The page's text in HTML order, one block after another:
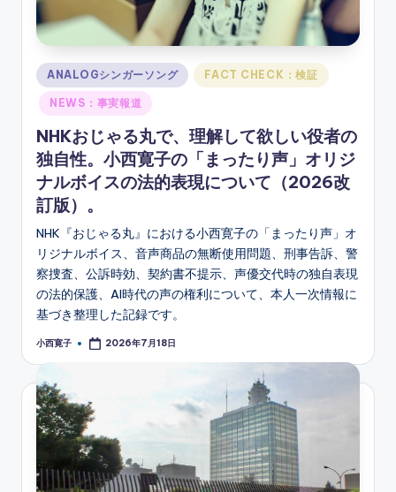
Posted
in
ANALOGシンガーソング FACT CHECK：検証
NEWS：事実報道
NHKおじゃる丸で、理解して欲しい役者の
独自性。小西寛子の「まったり声」オリジ
ナルボイスの法的表現について（2026改
訂版）。
NHK『おじゃる丸』における小西寛子の「まったり声」オ
リジナルボイス、音声商品の無断使用問題、刑事告訴、警
察捜査、公訴時効、契約書不提示、声優交代時の独自表現
の法的保護、AI時代の声の権利について、本人一次情報に
基づき整理した記録です。
Posted
小西寛子 2026年7月18日